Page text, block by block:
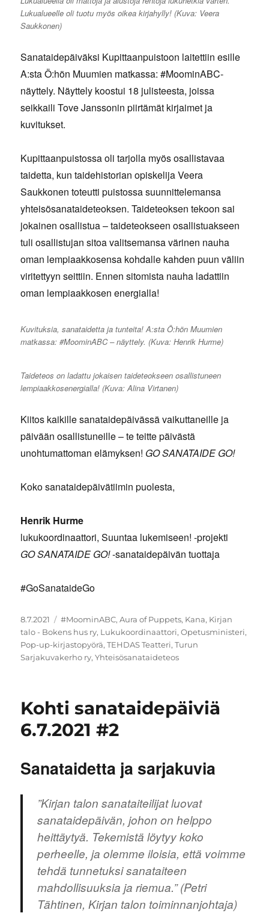
Lukualueelle oli tuotu myös oikea kirjahylly! (Kuva: Veera
Saukkonen)
Sanataidepäiväksi Kupittaanpuistoon laitettiin esille
A:sta Ö:hön Muumien matkassa: #MoominABC-
näyttely. Näyttely koostui 18 julisteesta, joissa
seikkaili Tove Janssonin piirtämät kirjaimet ja
kuvitukset.
Kupittaanpuistossa oli tarjolla myös osallistavaa
taidetta, kun taidehistorian opiskelija Veera
Saukkonen toteutti puistossa suunnittelemansa
yhteisösanataideteoksen. Taideteoksen tekoon sai
jokainen osallistua – taideteokseen osallistuakseen
tuli osallistujan sitoa valitsemansa värinen nauha
oman lempiaakkosensa kohdalle kahden puun väliin
viritettyyn seittiin. Ennen sitomista nauha ladattiin
oman lempiaakkosen energialla!
Kuvituksia, sanataidetta ja tunteita! A:sta Ö:hön Muumien
matkassa: #MoominABC – näyttely. (Kuva: Henrik Hurme)
Taideteos on ladattu jokaisen taideteokseen osallistuneen
lempiaakkosenergialla! (Kuva: Alina Virtanen)
Kiitos kaikille sanataidepäivässä vaikuttaneille ja
päivään osallistuneille – te teitte päivästä
unohtumattoman elämyksen! GO SANATAIDE GO!
Koko sanataidepäivätiimin puolesta,
Henrik Hurme
lukukoordinaattori, Suuntaa lukemiseen! -projekti
GO SANATAIDE GO!-sanataidepäivän tuottaja
#GoSanataideGo
Julkaistu
8.7.2021 Avainsanat
#MoominABC,Aura of Puppets, Kana, Kirjan
talo - Bokens hus ry, Lukukoordinaattori,Opetusministeri,
Pop-up-kirjastopyörä,TEHDAS Teatteri,Turun
Sarjakuvakerho ry,Yhteisösanataideteos
Kohti sanataidepäiviä
6.7.2021 #2
Sanataidetta ja sarjakuvia
”Kirjan talon sanataiteilijat luovat
sanataidepäivän, johon on helppo
heittäytyä. Tekemistä löytyy koko
perheelle, ja olemme iloisia, että voimme
tehdä tunnetuksi sanataiteen
mahdollisuuksia ja riemua.” (Petri
Tähtinen, Kirjan talon toiminnanjohtaja)